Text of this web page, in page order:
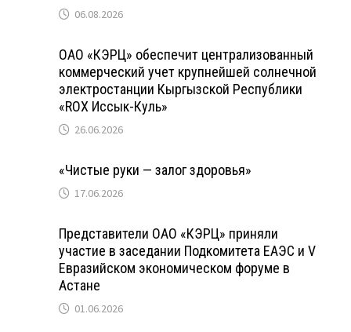
06.08.2026
ОАО «КЭРЦ» обеспечит централизованный
коммерческий учет крупнейшей солнечной
электростанции Кыргызской Республики
«ROX Иссык-Куль»
26.06.2026
«Чистые руки — залог здоровья»
17.06.2026
Представители ОАО «КЭРЦ» приняли
участие в заседании Подкомитета ЕАЭС и V
Евразийском экономическом форуме в
Астане
01.06.2026